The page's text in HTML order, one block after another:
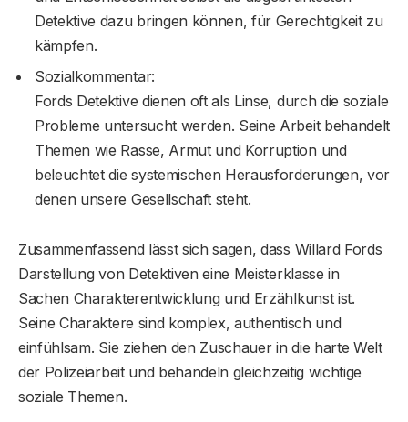
Detektive dazu bringen können, für Gerechtigkeit zu
kämpfen.
Sozialkommentar:
Fords Detektive dienen oft als Linse, durch die soziale
Probleme untersucht werden. Seine Arbeit behandelt
Themen wie Rasse, Armut und Korruption und
beleuchtet die systemischen Herausforderungen, vor
denen unsere Gesellschaft steht.
Zusammenfassend lässt sich sagen, dass Willard Fords
Darstellung von Detektiven eine Meisterklasse in
Sachen Charakterentwicklung und Erzählkunst ist.
Seine Charaktere sind komplex, authentisch und
einfühlsam. Sie ziehen den Zuschauer in die harte Welt
der Polizeiarbeit und behandeln gleichzeitig wichtige
soziale Themen.